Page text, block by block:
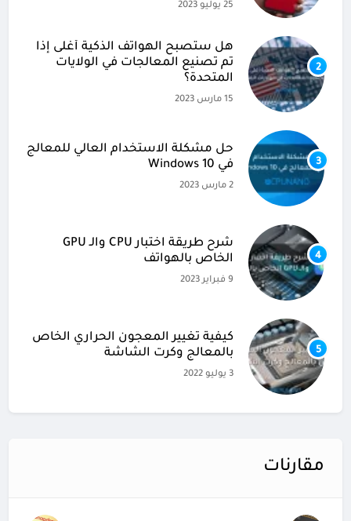
25 يوليو 2023
2
هل ستصبح الهواتف الذكية أغلى إذا
تم تصنيع المعالجات في الولايات
المتحدة؟
15 مارس 2023
3
حل مشكلة الاستخدام العالي للمعالج
في Windows 10
4
شرح طريقة اختبار CPU والـ GPU
الخاص بالهواتف
5
كيفية تغيير المعجون الحراري الخاص
بالمعالج وكرت الشاشة
مقارنات